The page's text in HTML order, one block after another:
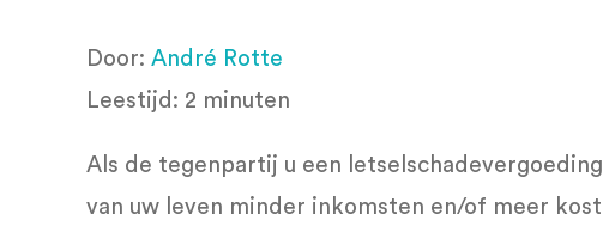
Door: André Rotte
Leestijd: 2 minuten
Als de tegenpartij u een
van uw leven minder inkomsten en/of meer